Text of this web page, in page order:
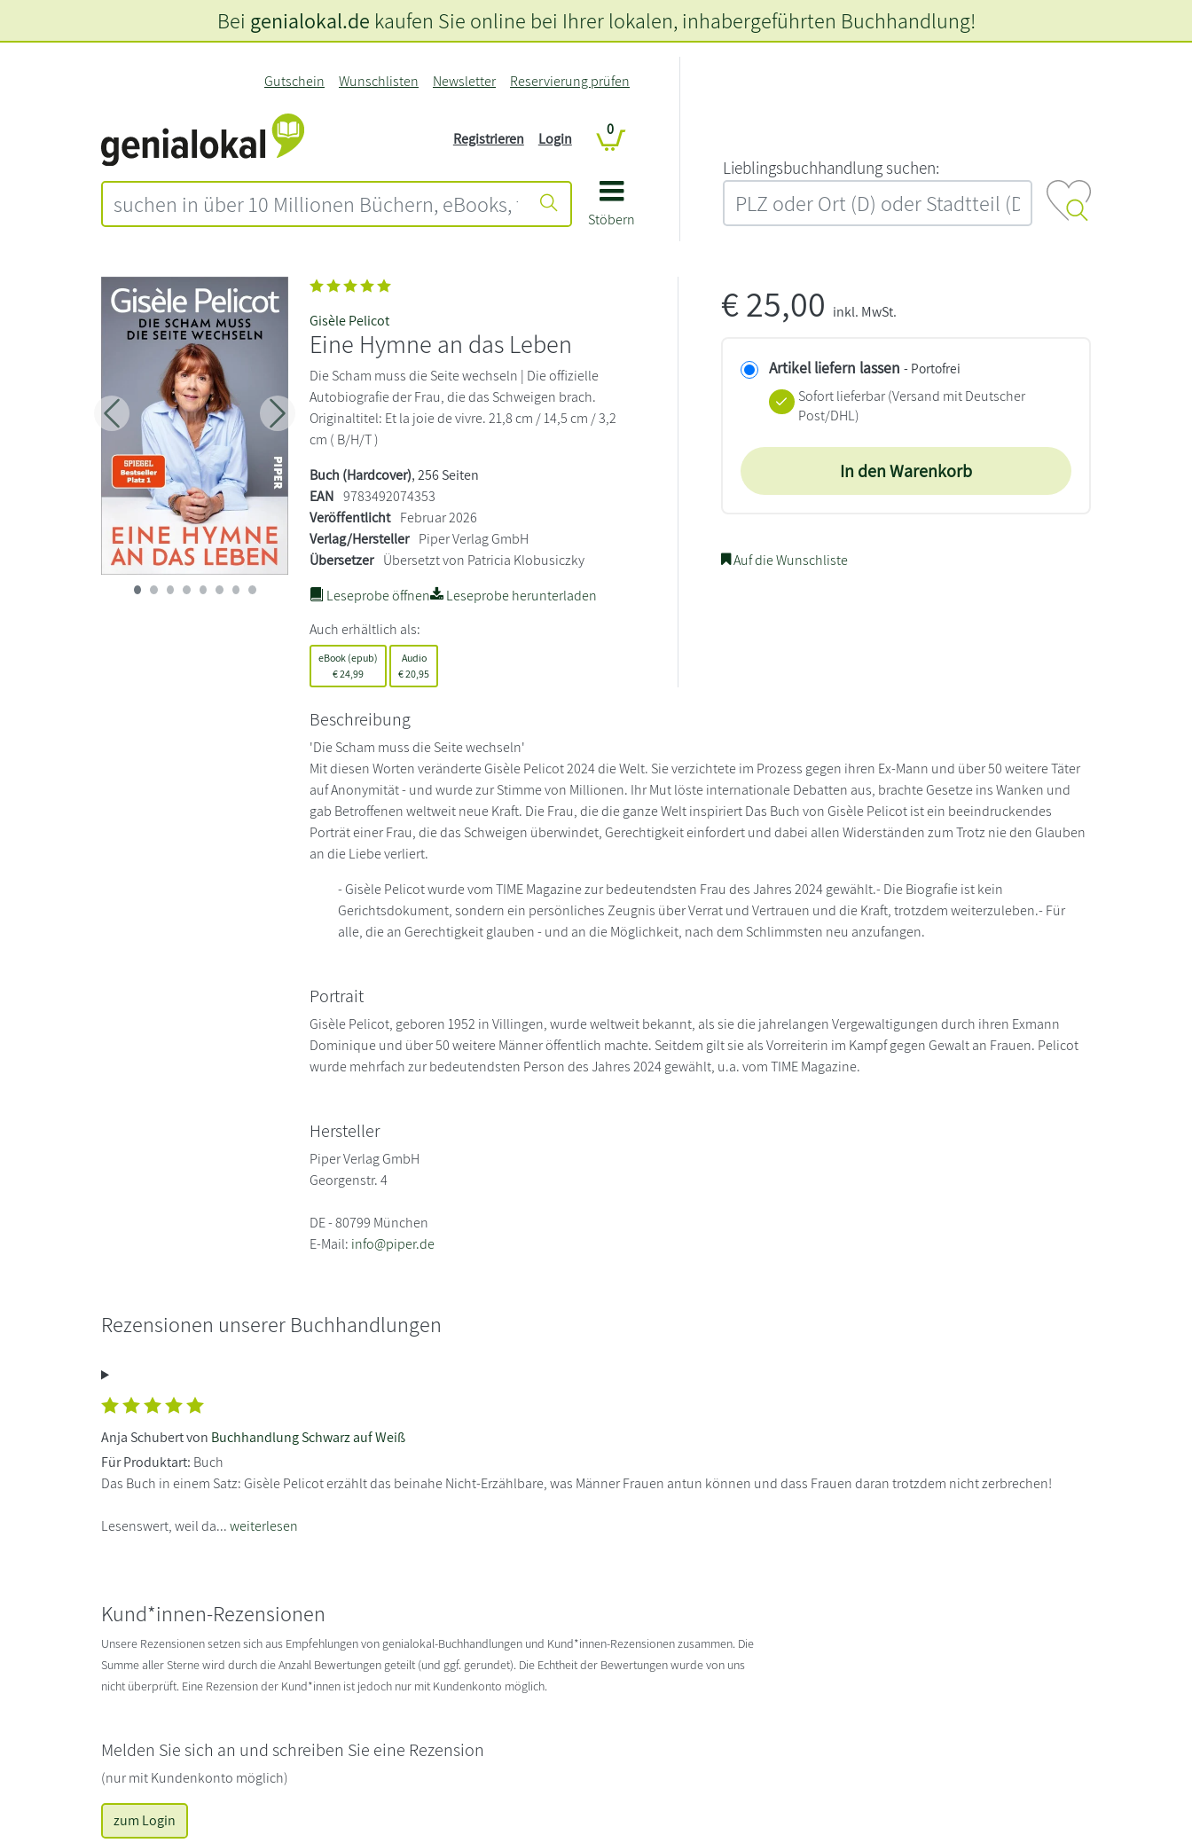
Stöbern
Gutschein Wunschlisten Newsletter Reservierung prüfen
Registrieren Login
0
L‍i‍e‍b‍l‍i‍n‍g‍s‍b‍u‍c‍h‍h‍a‍n‍d‍l‍u‍n‍g‍ ‍s‍u‍c‍h‍e‍n‍:‍
Bei genialokal.de kaufen Sie online bei Ihrer lokalen, inhabergeführten Buchhandlung!
Zurück Weiter
Gisèle Pelicot
Eine Hymne an das Leben
Die Scham muss die Seite wechseln | Die offizielle
Autobiografie der Frau, die das Schweigen brach.
Originaltitel: Et la joie de vivre. 21,8 cm / 14,5 cm / 3,2
cm ( B/H/T )
Buch (Hardcover), 256 Seiten
EAN 9783492074353
Veröffentlicht Februar 2026
Verlag/Hersteller Piper Verlag GmbH
Übersetzer Übersetzt von Patricia Klobusiczky
Leseprobe öffnen
Leseprobe herunterladen
Auch erhältlich als:
eBook (epub)
€24,99
Audio
€20,95
€25,00 inkl. MwSt.
Artikel liefern lassen - Portofrei
Sofort lieferbar(Versand mit Deutscher
Post/DHL)
In den Warenkorb
Auf die Wunschliste
Beschreibung
'Die Scham muss die Seite wechseln'
Mit diesen Worten veränderte Gisèle Pelicot 2024 die Welt. Sie verzichtete im Prozess gegen ihren Ex-Mann und über 50 weitere Täter
auf Anonymität - und wurde zur Stimme von Millionen. Ihr Mut löste internationale Debatten aus, brachte Gesetze ins Wanken und
gab Betroffenen weltweit neue Kraft. Die Frau, die die ganze Welt inspiriert Das Buch von Gisèle Pelicot ist ein beeindruckendes
Porträt einer Frau, die das Schweigen überwindet, Gerechtigkeit einfordert und dabei allen Widerständen zum Trotz nie den Glauben
an die Liebe verliert.
- Gisèle Pelicot wurde vom TIME Magazine zur bedeutendsten Frau des Jahres 2024 gewählt.- Die Biografie ist kein
Gerichtsdokument, sondern ein persönliches Zeugnis über Verrat und Vertrauen und die Kraft, trotzdem weiterzuleben.- Für
alle, die an Gerechtigkeit glauben - und an die Möglichkeit, nach dem Schlimmsten neu anzufangen.
Portrait
Gisèle Pelicot, geboren 1952 in Villingen, wurde weltweit bekannt, als sie die jahrelangen Vergewaltigungen durch ihren Exmann
Dominique und über 50 weitere Männer öffentlich machte. Seitdem gilt sie als Vorreiterin im Kampf gegen Gewalt an Frauen. Pelicot
wurde mehrfach zur bedeutendsten Person des Jahres 2024 gewählt, u.a. vom TIME Magazine.
Hersteller
Piper Verlag GmbH
Georgenstr. 4
DE - 80799 München
E-Mail: info@piper.de
Rezensionen unserer Buchhandlungen
Anja Schubert von Buchhandlung Schwarz auf Weiß
Für Produktart: Buch
Das Buch in einem Satz: Gisèle Pelicot erzählt das beinahe Nicht-Erzählbare, was Männer Frauen antun können und dass Frauen daran trotzdem nicht zerbrechen!
Lesenswert, weil da...weiterlesen
Kund*innen-Rezensionen
Unsere Rezensionen setzen sich aus Empfehlungen von genialokal-Buchhandlungen und Kund*innen-Rezensionen zusammen. Die
Summe aller Sterne wird durch die Anzahl Bewertungen geteilt (und ggf. gerundet). Die Echtheit der Bewertungen wurde von uns
nicht überprüft. Eine Rezension der Kund*innen ist jedoch nur mit Kundenkonto möglich.
Melden Sie sich an und schreiben Sie eine Rezension
(nur mit Kundenkonto möglich)
zum Login